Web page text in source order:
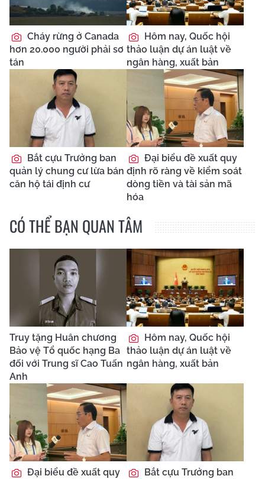
Cháy rừng ở Canada
hơn 20.000 người phải sơ
tán
Hôm nay, Quốc hội
thảo luận dự án luật về
ngân hàng, xuất bản
Bắt cựu Trưởng ban
quản lý chung cư lừa bán
căn hộ tái định cư
Đại biểu đề xuất quy
định rõ ràng về kiểm soát
dòng tiền và tài sản mã
hóa
CÓ THỂ BẠN QUAN TÂM
Truy tặng Huân chương
Bảo vệ Tổ quốc hạng Ba
đối với Trung sĩ Cao Tuấn
Anh
Hôm nay, Quốc hội
thảo luận dự án luật về
ngân hàng, xuất bản
Đại biểu đề xuất quy
Bắt cựu Trưởng ban